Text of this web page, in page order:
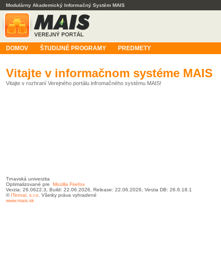
Modulárny Akademický Informačný Systém MAIS
DOMOV ŠTUDIJNÉ PROGRAMY PREDMETY
Vitajte v informačnom systéme MAIS
Vitajte v rozhraní Verejného portálu infromačného systému MAIS!
Trnavská univerzita
Optimalizované pre Mozilla Firefox
Verzia: 26.0622.3, Build: 22.06.2026, Release: 22.06.2026, Verzia DB: 26.6.18.1
© ITernal, s.r.o . Všetky práva vyhradené
www.mais.sk